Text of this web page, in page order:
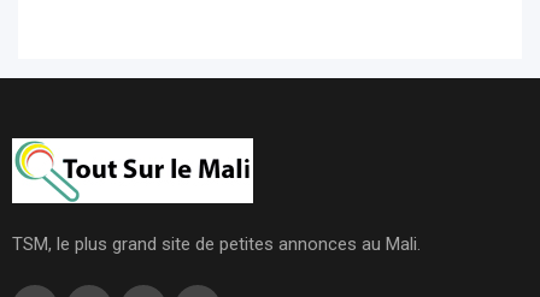
TSM, le plus grand site de petites annonces au Mali.